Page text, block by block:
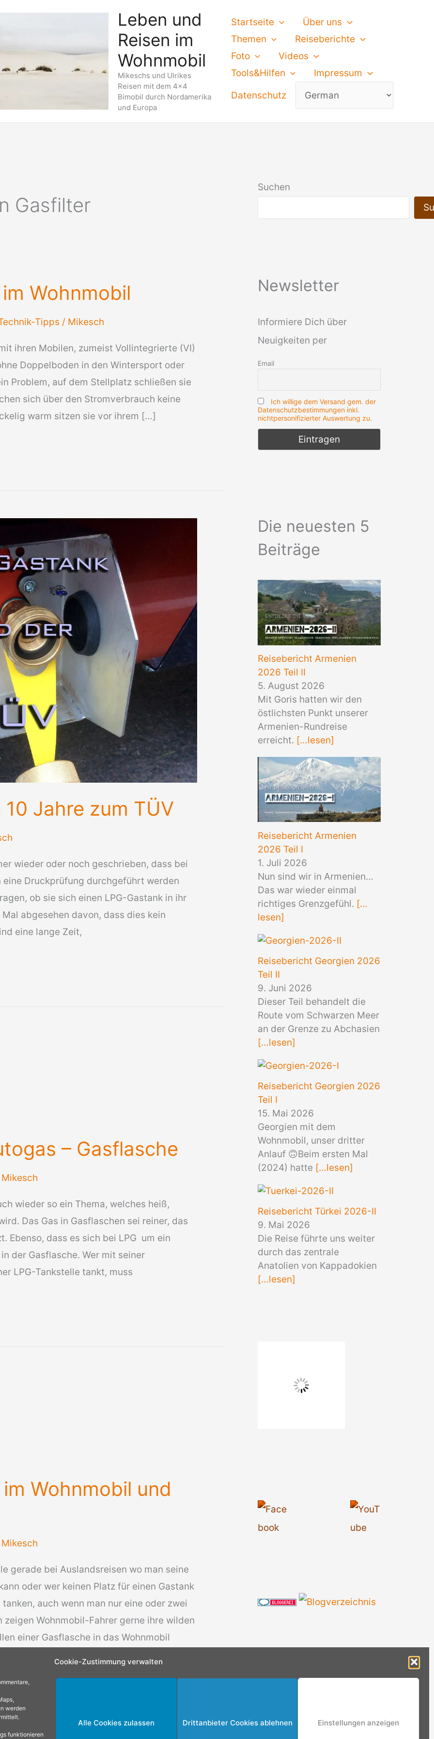
Cookie-Zustimmung verwalten
werden
funktionieren
Alle Cookies zulassen Drittanbieter Cookies ablehnen Einstellungen anzeigen
Leben und
Reisen im
Wohnmobil
Mikeschs und Ulrikes
Reisen mit dem 4x4
Bimobil durch Nordamerika
und Europa
Startseite
Über uns
Themen
Reiseberichte
Foto
Videos
Tools&Hilfen
Impressum
Datenschutz
Gasfilter
Wohnmobil
Tipps / Mikesch
ihren Mobilen, zumeist Vollintegrierte (VI)
Doppelboden in den Wintersport oder
Problem, auf dem Stellplatz schließen sie
sich über den Stromverbrauch keine
warm sitzen sie vor ihrem […]
Jahre zum TÜV
wieder oder noch geschrieben, dass bei
eine Druckprüfung durchgeführt werden
ob sie sich einen LPG-Gastank in ihr
abgesehen davon, dass dies kein
eine lange Zeit,
– Gasflasche
Mikesch
wieder so ein Thema, welches heiß,
Das Gas in Gasflaschen sei reiner, das
Ebenso, dass es sich bei LPG um ein
der Gasflasche. Wer mit seiner
LPG-Tankstelle tankt, muss
Wohnmobil und
Mikesch
gerade bei Auslandsreisen wo man seine
oder wer keinen Platz für einen Gastank
auch wenn man nur eine oder zwei
zeigen Wohnmobil-Fahrer gerne ihre wilden
einer Gasflasche in das Wohnmobil
Suchen
Newsletter
Informiere Dich über
Neuigkeiten per
Email
Ich willige dem Versand gem. der
Datenschutzbestimmungen inkl.
nichtpersonifizierter Auswertung zu.
Die neuesten 5
Beiträge
Reisebericht Armenien
2026 Teil II
5. August 2026
Mit Goris hatten wir den
östlichsten Punkt unserer
Armenien-Rundreise
erreicht. […lesen]
Reisebericht Armenien
2026 Teil I
1. Juli 2026
Nun sind wir in Armenien…
Das war wieder einmal
richtiges Grenzgefühl. […
lesen]
Reisebericht Georgien 2026
Teil II
9. Juni 2026
Dieser Teil behandelt die
Route vom Schwarzen Meer
an der Grenze zu Abchasien
[…lesen]
Reisebericht Georgien 2026
Teil I
15. Mai 2026
Georgien mit dem
Wohnmobil, unser dritter
Anlauf 🙃Beim ersten Mal
(2024) hatte […lesen]
Reisebericht Türkei 2026-II
9. Mai 2026
Die Reise führte uns weiter
durch das zentrale
Anatolien von Kappadokien
[…lesen]